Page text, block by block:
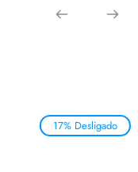
17% Desligado